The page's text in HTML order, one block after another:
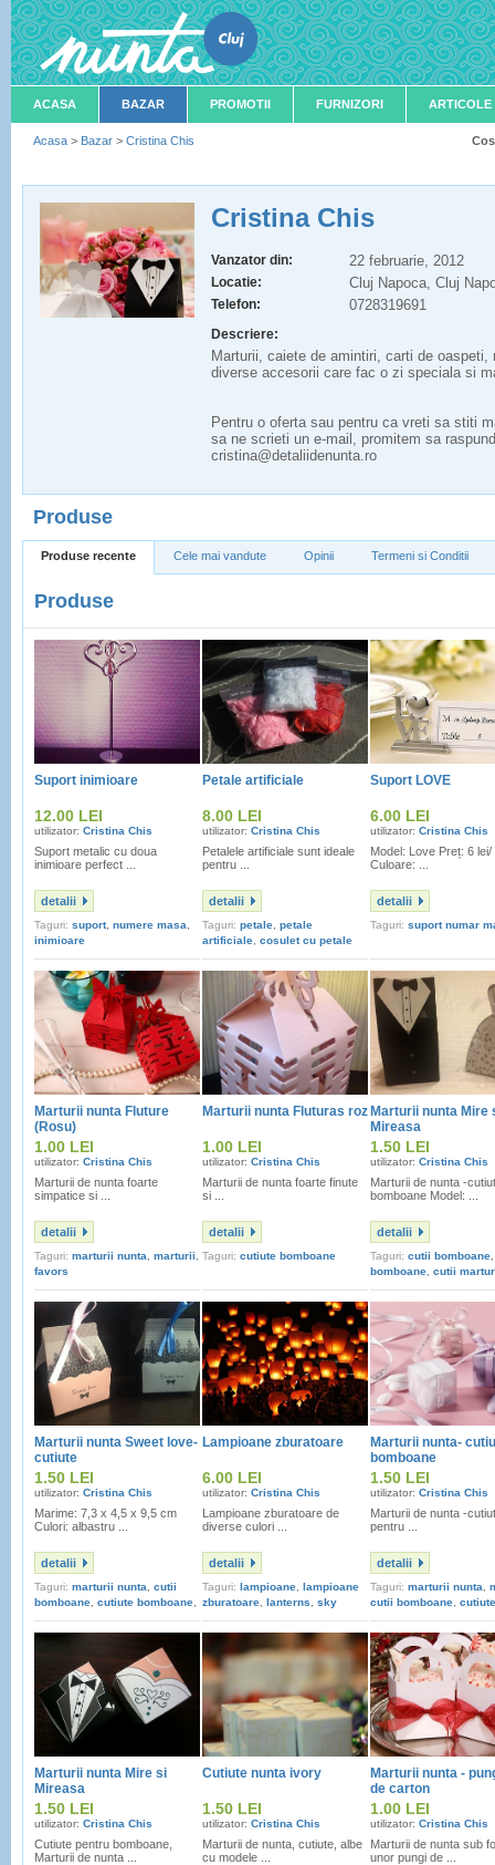
ACASA BAZAR PROMOTII FURNIZORI ARTICOLE
Acasa > Bazar > Cristina Chis
Cristina Chis
Vanzator din: 22 februarie, 2012
Locatie: Cluj Napoca, Cluj
Telefon: 0728319691
Descriere:
Marturii, caiete de amintiri, carti de
diverse accesorii care fac o zi speciala si
Pentru o oferta sau pentru ca vreti sa stiti
sa ne scrieti un e-mail, promitem sa
cristina@detaliidenunta.ro
Produse
Produse recente Cele mai vandute Opinii Termeni si Conditii
Produse
Suport inimioare
12.00 LEI
utilizator: Cristina Chis
Suport metalic cu doua
inimioare perfect ...
detalii
Taguri: suport, numere masa
inimioare
Petale artificiale
8.00 LEI
utilizator: Cristina Chis
Petalele artificiale sunt ideale
pentru ...
detalii
Taguri: petale petale
artificiale cosulet cu petale
Suport LOVE
6.00 LEI
utilizator: Cristina Chis
Model: Love Preț: 6
Culoare: ...
detalii
Taguri: suport numar
Marturii nunta Fluture
(Rosu)
1.00 LEI
utilizator: Cristina Chis
Marturii de nunta foarte
simpatice si ...
detalii
Taguri: marturii nunta marturii
favors
Marturii nunta Fluturas roz
1.00 LEI
utilizator: Cristina Chis
Marturii de nunta foarte finute
si ...
detalii
Taguri: cutiute bomboane
Marturii nunta Mire
Mireasa
1.50 LEI
utilizator: Cristina Chis
Marturii de nunta -
bomboane Model: ...
detalii
Taguri: cutii bomboane
bomboane cutii
Marturii nunta Sweet love-
cutiute
1.50 LEI
utilizator: Cristina Chis
Marime: 7,3 x 4,5 x 9,5 cm
Culori: albastru ...
detalii
Taguri: marturii nunta
cutii
bomboane cutiute bomboane
Lampioane zburatoare
6.00 LEI
utilizator: Cristina Chis
Lampioane zburatoare de
diverse culori ...
detalii
Taguri: lampioane lampioane
zburatoare lanterns
sky
Marturii nunta-
bomboane
1.50 LEI
utilizator: Cristina Chis
Marturii de nunta -
pentru ...
detalii
Taguri: marturii nunta
cutii bomboane cutiute
cadou nunta
Marturii nunta Mire si
Mireasa
1.50 LEI
utilizator: Cristina Chis
Cutiute pentru bomboane,
Marturii de nunta ...
Cutiute nunta ivory
1.50 LEI
utilizator: Cristina Chis
Marturii de nunta, cutiute, albe
cu modele ...
Marturii nunta -
de carton
1.00 LEI
utilizator: Cristina Chis
Marturii de nunta sub
unor pungi de ...